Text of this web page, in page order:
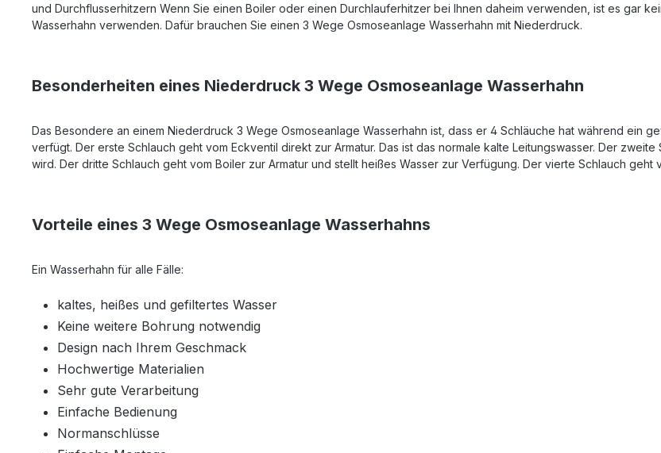
und Durchflusserhitzern Wenn Sie einen Boiler oder einen Durchlauferhitzer bei Ihnen daheim verwenden, ist es gar
Wasserhahn verwenden. Dafür brauchen Sie einen 3 Wege Osmoseanlage Wasserhahn mit Niederdruck.
Besonderheiten eines Niederdruck 3 Wege Osmoseanlage Wasserhahn
Das Besondere an einem Niederdruck 3 Wege Osmoseanlage Wasserhahn ist, dass er 4 Schläuche hat während ein
verfügt. Der erste Schlauch geht vom Eckventil direkt zur Armatur. Das ist das normale kalte Leitungswasser. Der
wird. Der dritte Schlauch geht vom Boiler zur Armatur und stellt heißes Wasser zur Verfügung. Der vierte Schlauch
Vorteile eines 3 Wege Osmoseanlage Wasserhahns
Ein Wasserhahn für alle Fälle:
kaltes, heißes und gefiltertes Wasser
Keine weitere Bohrung notwendig
Design nach Ihrem Geschmack
Hochwertige Materialien
Sehr gute Verarbeitung
Einfache Bedienung
Normanschlüsse